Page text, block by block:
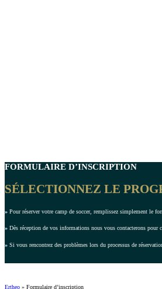
FORMULAIRE D’INSCRIPTION
SÉLECTIONNEZ LE
» Pour réserver votre camp de soccer, remplissez simplement le
» Dès réception de vos informations nous vous contacterons pour
» Si vous rencontrez des problèmes lors du processus de
Ertheo » Formulaire d’inscription